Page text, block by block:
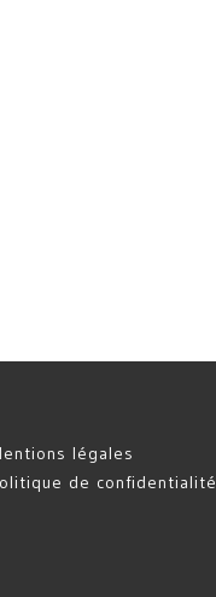
légales
de confidentialité